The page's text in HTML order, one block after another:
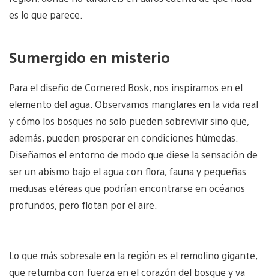
es lo que parece.
Sumergido en misterio
Para el diseño de Cornered Bosk, nos inspiramos en el
elemento del agua. Observamos manglares en la vida real
y cómo los bosques no solo pueden sobrevivir sino que,
además, pueden prosperar en condiciones húmedas.
Diseñamos el entorno de modo que diese la sensación de
ser un abismo bajo el agua con flora, fauna y pequeñas
medusas etéreas que podrían encontrarse en océanos
profundos, pero flotan por el aire.
Lo que más sobresale en la región es el remolino gigante,
que retumba con fuerza en el corazón del bosque y va